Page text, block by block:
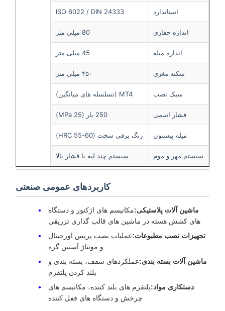
استاندارد ISO 6022 / DIN 24333
اندازه حفاری
اندازه میله
سکته مغزی
سبک نصب
فشار اسمی
میله پیستون رنگ برقی سخت (HRC 55-60)
سیستم مهر و موم سیستم چند لبه با فشار بالا
کاربردهای عمومی صنعتی
ماشین آلات پلاستیکی:مکانیسم های اژکتور و دستگاه
های کشش هسته در ماشین های قالب گذاری تزریقی
تجهیزات نصب مطبوعات:عملیات نصب پریس اورجینال
و مونتاژ آستین گره
ماشین آلات بسته بندی: عملکردهای سقف، بسته بندی و
بلند کردن پلتفرم
دستکاری مواد: پلتفرم های بلند کننده، مکانیسم های
چرخش و دستگاه های قفل کننده